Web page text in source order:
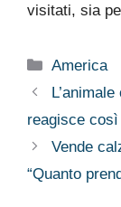
visitati, sia
Categorie
America
reagisce
Vende
“Quanto